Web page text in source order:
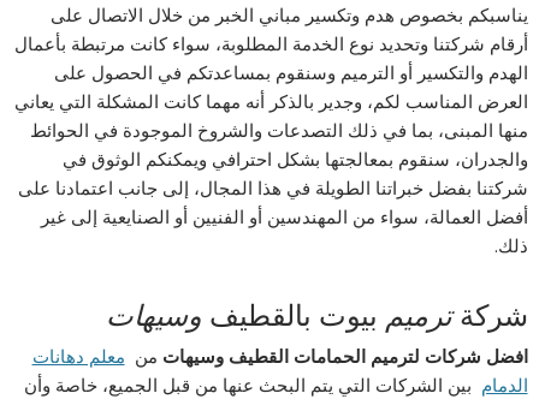
يناسبكم بخصوص هدم وتكسير مباني الخبر من خلال الاتصال على
أرقام شركتنا وتحديد نوع الخدمة المطلوبة، سواء كانت مرتبطة بأعمال
الهدم والتكسير أو الترميم وسنقوم بمساعدتكم في الحصول على
العرض المناسب لكم، وجدير بالذكر أنه مهما كانت المشكلة التي يعاني
منها المبنى، بما في ذلك التصدعات والشروخ الموجودة في الحوائط
والجدران، سنقوم بمعالجتها بشكل احترافي ويمكنكم الوثوق في
شركتنا بفضل خبراتنا الطويلة في هذا المجال، إلى جانب اعتمادنا على
أفضل العمالة، سواء من المهندسين أو الفنيين أو الصنايعية إلى غير
ذلك.
شركةترميم بيوت بالقطيف وسيهات
افضل شركات لترميم الحمامات القطيف وسيهات من معلم دهانات
الدمام بين الشركات التي يتم البحث عنها من قبل الجميع، خاصة وأن